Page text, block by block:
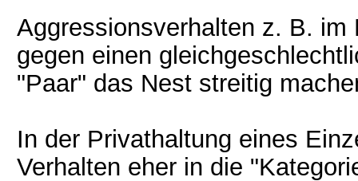
Aggressionsverhalten z. B.
gegen einen
"Paar" das Nest streitig
In der Privathaltung eines
Verhalten eher in die